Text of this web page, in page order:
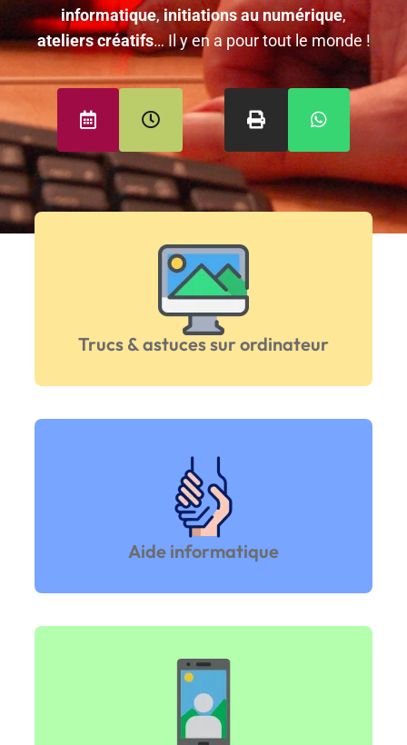
informatique,initiations au numérique,
ateliers créatifs… Il y en a pour tout le monde !
Trucs & astuces sur ordinateur
Aide informatique